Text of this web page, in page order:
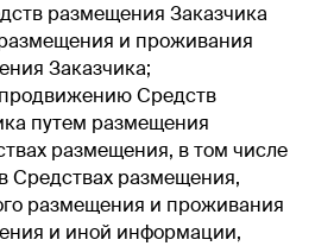
размещения Заказчика
и проживания
Заказчика;
Средств
путем размещения
размещения, в том числе
Средствах размещения,
размещения и проживания
и иной информации,